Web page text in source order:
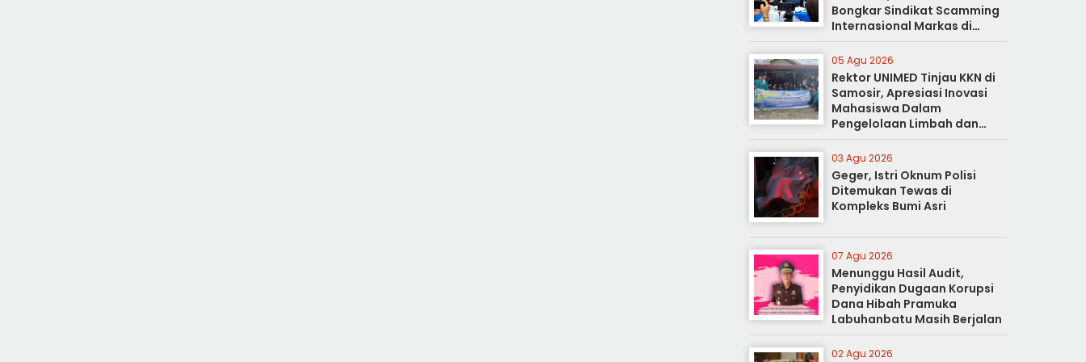
Bongkar Sindikat Scamming
Internasional Markas di
Apartemen Podomoro
05 Agu 2026
Rektor UNIMED Tinjau KKN di
Samosir, Apresiasi Inovasi
Mahasiswa Dalam
Pengelolaan Limbah dan
Pertanian Ramah Lingkungan
03 Agu 2026
Geger, Istri Oknum Polisi
Ditemukan Tewas di
Kompleks Bumi Asri
07 Agu 2026
Menunggu Hasil Audit,
Penyidikan Dugaan Korupsi
Dana Hibah Pramuka
Labuhanbatu Masih Berjalan
02 Agu 2026